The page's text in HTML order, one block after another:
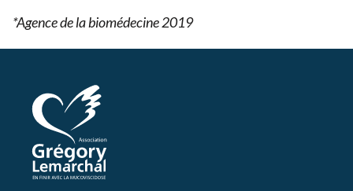
*Agence de la biomédecine2019